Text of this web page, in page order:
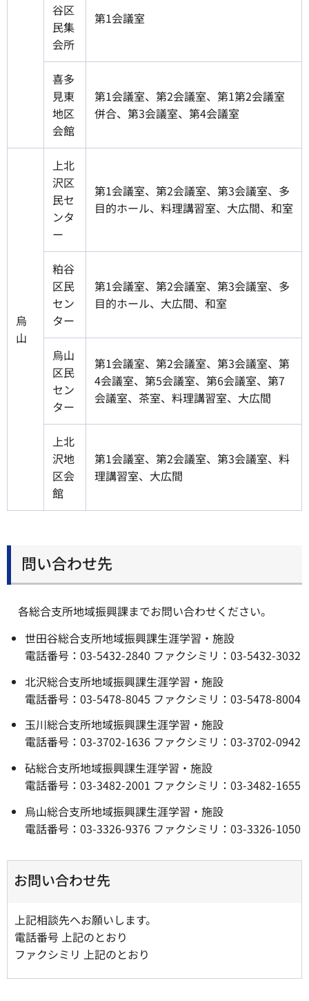
谷区
民集
会所
第1会議室
喜多
見東
地区
会館
第1会議室、第2会議室、第1第2会議室
併合、第3会議室、第4会議室
烏
山
上北
沢区
民セ
ンタ
ー
第1会議室、第2会議室、第3会議室、多
目的ホール、料理講習室、大広間、和室
粕谷
区民
セン
ター
第1会議室、第2会議室、第3会議室、多
目的ホール、大広間、和室
烏山
区民
セン
ター
第1会議室、第2会議室、第3会議室、第
4会議室、第5会議室、第6会議室、第7
会議室、茶室、料理講習室、大広間
上北
沢地
区会
館
第1会議室、第2会議室、第3会議室、料
理講習室、大広間
問い合わせ先
各総合支所地域振興課までお問い合わせください。
世田谷総合支所地域振興課生涯学習・施設
電話番号：03-5432-2840 ファクシミリ：03-5432-3032
北沢総合支所地域振興課生涯学習・施設
電話番号：03-5478-8045 ファクシミリ：03-5478-8004
玉川総合支所地域振興課生涯学習・施設
電話番号：03-3702-1636 ファクシミリ：03-3702-0942
砧総合支所地域振興課生涯学習・施設
電話番号：03-3482-2001 ファクシミリ：03-3482-1655
烏山総合支所地域振興課生涯学習・施設
電話番号：03-3326-9376 ファクシミリ：03-3326-1050
お問い合わせ先
上記相談先へお願いします。
電話番号 上記のとおり
ファクシミリ 上記のとおり